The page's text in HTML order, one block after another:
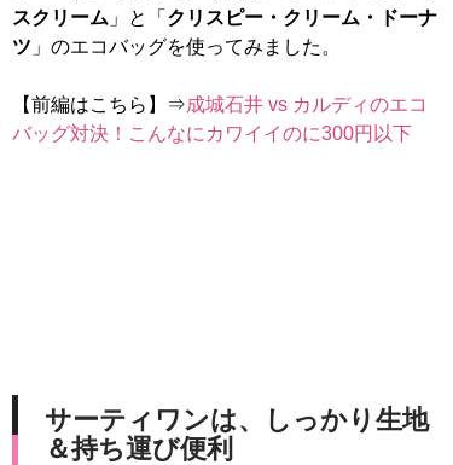
スクリーム 」と「 クリスピー・クリーム・ドーナ
ツ 」のエコバッグを使ってみました。
【前編はこちら】⇒成城石井 vs カルディのエコ
バッグ対決！こんなにカワイイのに300円以下
サーティワンは、しっかり生地
＆持ち運び便利